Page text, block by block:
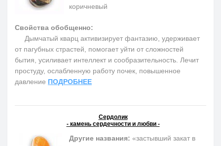
коричневый
Свойства обобщенно:
Дымчатый кварц активизирует фантазию, удерживает
от пагубных страстей, помогает уйти от сложностей
бытия, усиливает интеллект и сообразительность. Лечит
простуду, ослабленную работу почек, повышенное
давление ПОДРОБНЕЕ
Сердолик
- камень сердечности и любви -
Другие названия: «застывший закат в